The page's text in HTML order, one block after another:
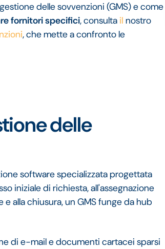
delle sovvenzioni (GMS) e come
fornitori specifici, consulta il nostro
, che mette a confronto le
delle
software specializzata progettata
iniziale di richiesta, all'assegnazione
alla chiusura, un GMS funge da hub
di e-mail e documenti cartacei sparsi